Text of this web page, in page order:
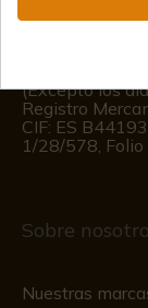
(Excepto los
Registro
CIF: ES
1/28/578,
Sobre
Nuestras